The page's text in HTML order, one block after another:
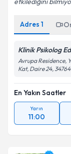
Adres 1
Klinik Psikolog
Avrupa Residence,
Kat, Daire 24,
En Yakın Saatler
Yarın
11:00